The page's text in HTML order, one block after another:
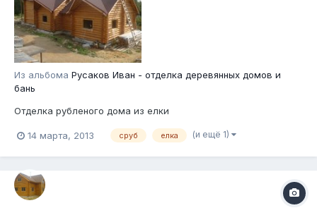
Из альбома Русаков Иван - отделка деревянных домов и
бань
Отделка рубленого дома из елки
14 марта, 2013 сруб елка (и ещё 1)